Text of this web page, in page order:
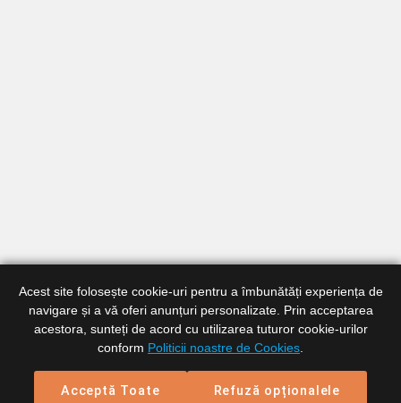
Acest site folosește cookie-uri pentru a îmbunătăți experiența de
navigare și a vă oferi anunțuri personalizate. Prin acceptarea
acestora, sunteți de acord cu utilizarea tuturor cookie-urilor
conform Politicii noastre de Cookies
Acceptă Toate Refuză opționalele